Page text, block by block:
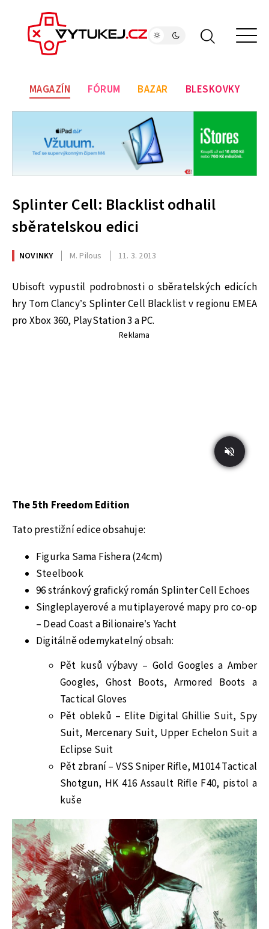
MAGAZÍN FÓRUM BAZAR BLESKOVKY
Splinter Cell: Blacklist odhalil
sběratelskou edici
NOVINKY M. Pilous 11. 3. 2013
Ubisoft vypustil podrobnosti o sběratelských edicích
hry Tom Clancy’s Splinter Cell Blacklist v regionu EMEA
pro Xbox 360, PlayStation 3 a PC.
Reklama
The 5th Freedom Edition
Tato prestižní edice obsahuje:
Figurka Sama Fishera (24cm)
Steelbook
96 stránkový grafický román Splinter Cell Echoes
Singleplayerové a mutiplayerové mapy pro co-op
– Dead Coast a Bilionaire’s Yacht
Digitálně odemykatelný obsah:
Pět kusů výbavy – Gold Googles a Amber
Googles, Ghost Boots, Armored Boots a
Tactical Gloves
Pět obleků – Elite Digital Ghillie Suit, Spy
Suit, Mercenary Suit, Upper Echelon Suit a
Eclipse Suit
Pět zbraní – VSS Sniper Rifle, M1014 Tactical
Shotgun, HK 416 Assault Rifle F40, pistol a
kuše